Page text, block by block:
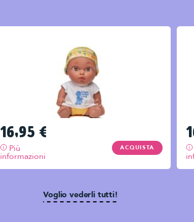
16,95 €
Più
informazioni
ACQUISTA
Voglio vederli tutti!